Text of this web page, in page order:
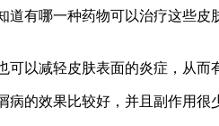
有哪一种药物可以治疗这些皮
以减轻皮肤表面的炎症，从而
的效果比较好，并且副作用很